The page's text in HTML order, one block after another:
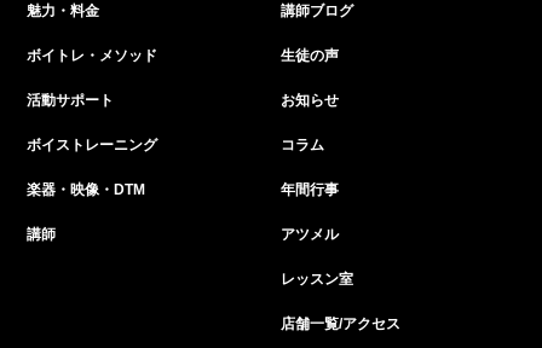
魅力・料金
ボイトレ・メソッド
活動サポート
ボイストレーニング
楽器・映像・DTM
講師
講師ブログ
生徒の声
お知らせ
コラム
年間行事
アツメル
レッスン室
店舗一覧/アクセス